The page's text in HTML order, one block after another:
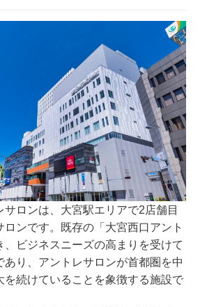
サロンは、大宮駅エリアで2店舗目
ロンです。既存の「大宮西口アント
、ビジネスニーズの高まりを受けて
あり、アントレサロンが首都圏を中
を続けていることを象徴する施設で